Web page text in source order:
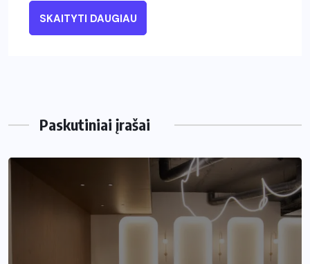
SKAITYTI DAUGIAU
Paskutiniai įrašai